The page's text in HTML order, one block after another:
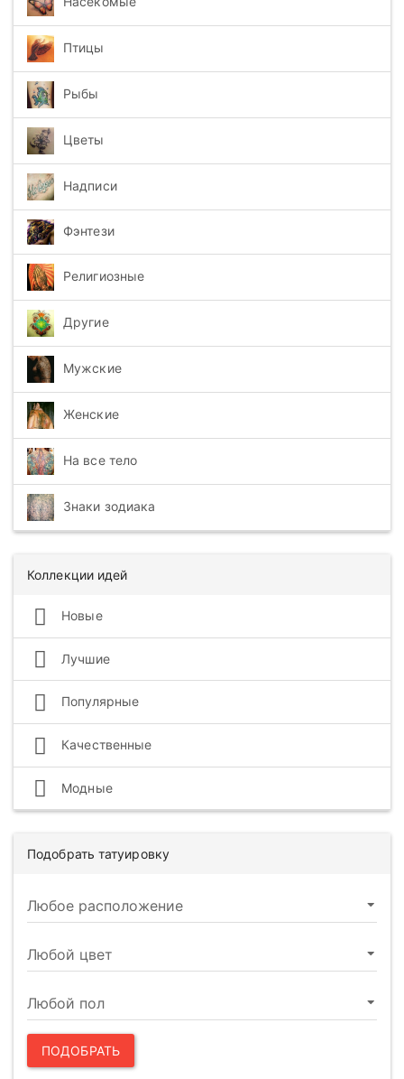
Птицы
Рыбы
Цветы
Надписи
Фэнтези
Религиозные
Другие
Мужские
Женские
На все тело
Знаки зодиака
Коллекции идей
Новые
Лучшие
Популярные
Качественные
Модные
Подобрать татуировку
ПОДОБРАТЬ